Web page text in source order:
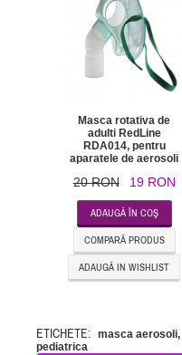
Masca rotativa de
adulti RedLine
RDA014, pentru
aparatele de aerosoli
20 RON 19 RON
ADAUGĂ ÎN COŞ
COMPARĂ PRODUS
ADAUGĂ IN WISHLIST
ETICHETE: masca aerosoli,
pediatrica